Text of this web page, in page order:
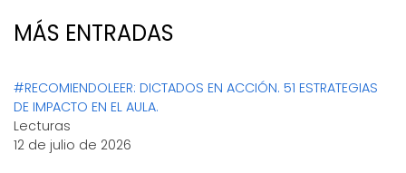
MÁS ENTRADAS
#RECOMIENDOLEER: DICTADOS EN ACCIÓN. 51 ESTRATEGIAS
DE IMPACTO EN EL AULA.
Lecturas
12 de julio de 2026